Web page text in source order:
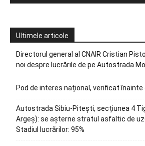
Ultimele articole
Directorul general al CNAIR Cristian
noi despre lucrările de pe Autostrada
Pod de interes național, verificat
Autostrada Sibiu-Pitești, secțiunea 4
Argeș): se așterne stratul asfaltic de
Stadiul lucrărilor: 95%